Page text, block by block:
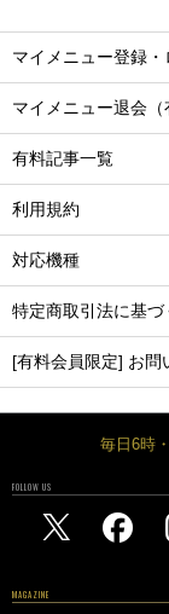
マイメニュー登録・
マイメニュー退会（
有料記事一覧
利用規約
対応機種
特定商取引法に基づ
[有料会員限定] お問
毎日6時
FOLLOW US
MAGAZINE